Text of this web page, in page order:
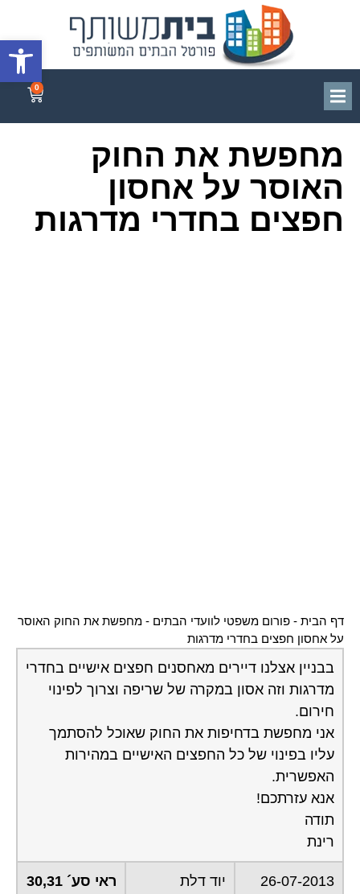
פתח
מחפשת את החוק
האוסר על אחסון
חפצים בחדרי מדרגות
על אחסון חפצים בחדרי מדרגות
בבניין אצלנו דיירים מאחסנים חפצים אישיים בחדרי
מדרגות וזה אסון במקרה של שריפה וצרוך לפינוי
חירום.
אני מחפשת בדחיפות את החוק שאוכל להסתמך
עליו בפינוי של כל החפצים האישיים במהירות
האפשרית.
אנא עזרתכם!
תודה
רינת
26-07-2013
17:19:00
יוד דלת
ראי סע´ 30,31
לחוק